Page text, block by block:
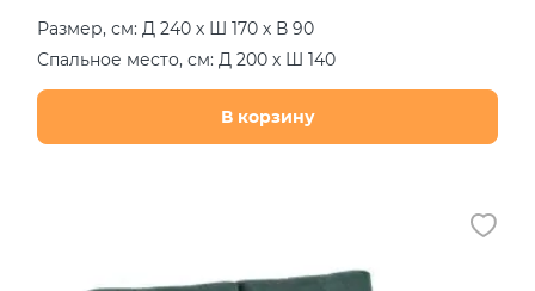
Размер, см: Д 240 х Ш 170 х В 90
Спальное место, см: Д 200 х Ш 140
В корзину